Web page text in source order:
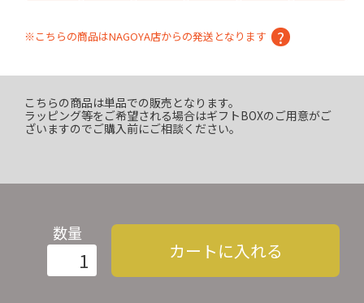
※こちらの商品はNAGOYA店からの発送となります
こちらの商品は単品での販売となります。
ラッピング等をご希望される場合はギフトBOXのご用意がご
ざいますのでご購入前にご相談ください。
数量
カートに入れる